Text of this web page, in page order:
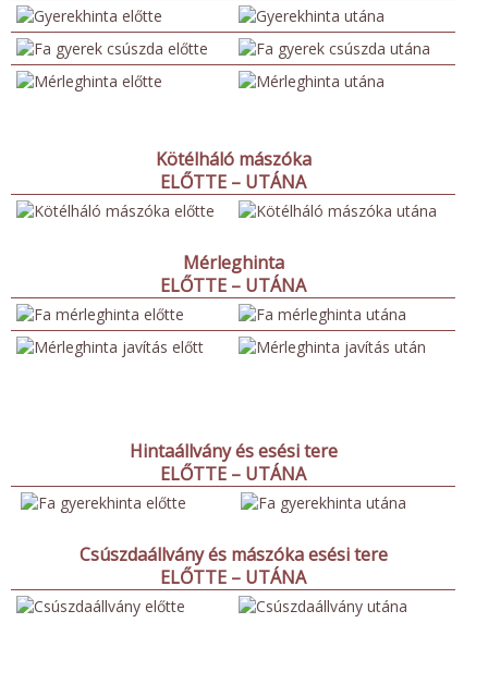
Kötélháló mászóka
ELŐTTE – UTÁNA
Mérleghinta
ELŐTTE – UTÁNA
Hintaállvány és esési tere
ELŐTTE – UTÁNA
Csúszdaállvány és mászóka esési tere
ELŐTTE – UTÁNA